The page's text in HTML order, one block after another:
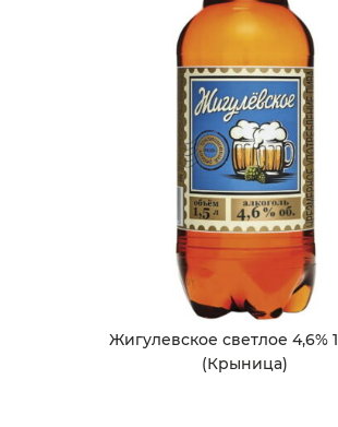
Жигулевское светлое 4,6%
(Крыница)